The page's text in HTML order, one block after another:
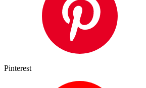
Pinterest